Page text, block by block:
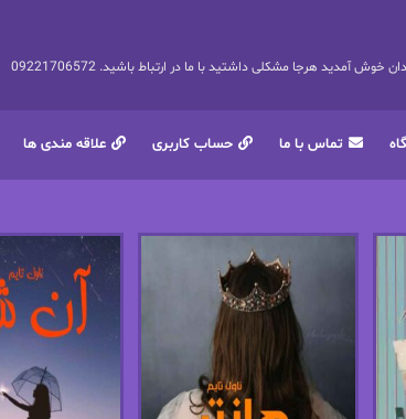
آمدید هرجا مشکلی داشتید با ما در ارتباط باشید. 09221706572
تماس با ما حساب کاربری علاقه مندی ها